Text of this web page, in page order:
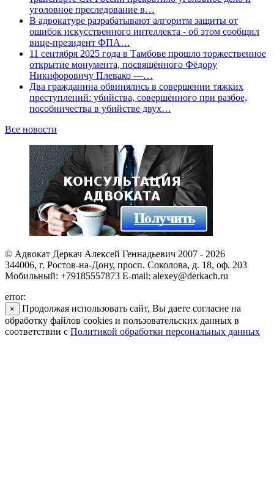
уголовное преследование в…
В адвокатуре разрабатывают алгоритм защиты от
ошибок искусственного интеллекта - об этом сообщил
вице-президент ФПА…
11 сентября 2025 года в Тамбове прошло торжественное
открытие монумента, посвящённого Фёдору
Никифоровичу Плевако —…
Два гражданина обвинялись в совершении тяжких
преступлений: убийства, совершённого при разбое,
пособничества в убийстве двух…
Все новости
© Адвокат Деркач Алексей Геннадьевич 2007 - 2026
344006, г. Ростов-на-Дону, просп. Соколова, д. 18, оф. 203
Мобильный: +79185557873 E-mail: alexey@derkach.ru
error:
×
Продолжая использовать сайт, Вы даете согласие на
обработку файлов cookies и пользовательских данных в
соответствии с Политикой обработки персональных данных